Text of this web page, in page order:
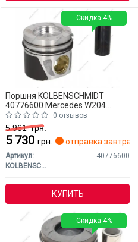
Поршня KOLBENSCHMIDT
40776600 Mercedes W204
(CLASS-C)
0 отзывов
5 961грн.
5 730 грн. отправка завтра
Артикул:
40776600
KOLBENSCHMIDT
КУПИТЬ
Скидка 4%
Скидка 4%